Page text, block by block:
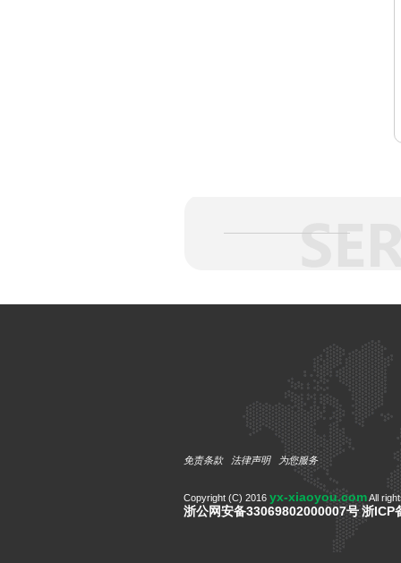
免责条款 法律声明 为您服务
Copyright (C) 2016 yx-xiaoyou.comAll
浙公网安备33069802000007号浙ICP